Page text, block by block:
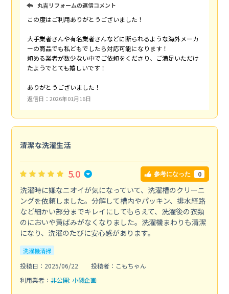
丸吉リフォームの返信コメント
この度はご利用ありがとうございました！
大手業者さんや有名業者さんなどに断られるような海外メーカ
ーの商品でも私どもでしたら対応可能になります！
頼める業者が数少ない中でご依頼をくださり、ご満足いただけ
たようでとても嬉しいです！
ありがとうございました！
返信日：2026年01月16日
清潔な洗濯生活
5.0 参考になった 0
洗濯時に嫌なニオイが気になっていて、洗濯槽のクリーニ
ングを依頼しました。分解して槽内やパッキン、排水経路
など細かい部分までキレイにしてもらえて、洗濯後の衣類
のにおいや黄ばみがなくなりました。洗濯機まわりも清潔
になり、洗濯のたびに安心感があります。
洗濯機清掃
投稿日：2025/06/22
投稿者：こもちゃん
利用業者： 非公開: 小磯企画